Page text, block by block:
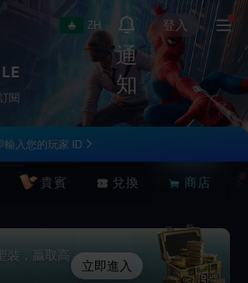
ZH
通
知
登入
閱
輸入您的玩家 ID
貴賓 兌換 商店
裝，贏取高
立即進入